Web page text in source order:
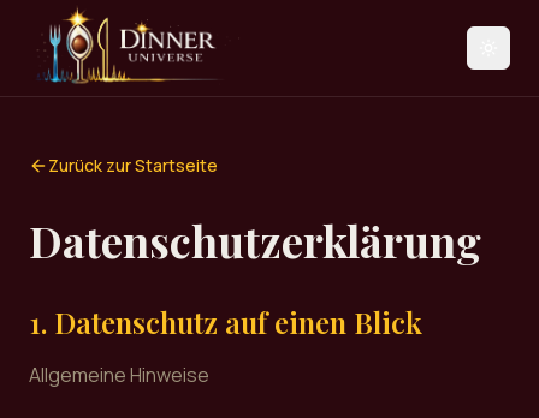
Zurück zur Startseite
Datenschutzerklärung
1. Datenschutz auf einen Blick
Allgemeine Hinweise